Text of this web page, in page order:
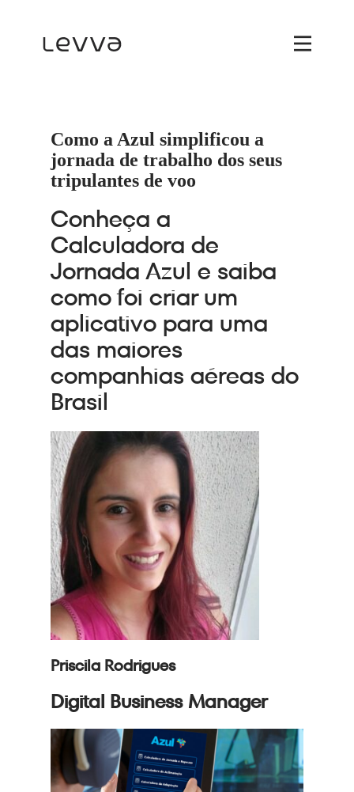
Como a Azul simplificou a
jornada de trabalho dos seus
tripulantes de voo
Conheça a
Calculadora de
Jornada Azul e saiba
como foi criar um
aplicativo para uma
das maiores
companhias aéreas do
Brasil
Priscila Rodrigues
Digital Business Manager